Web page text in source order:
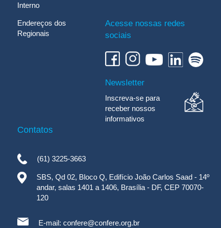
Interno
Endereços dos
Regionais
Acesse nossas redes
sociais
Newsletter
Inscreva-se para
receber nossos
informativos
Contatos
(61) 3225-3663
SBS, Qd 02, Bloco Q, Edifício João Carlos Saad - 14º
andar, salas 1401 a 1406, Brasília - DF, CEP 70070-
120
E-mail: confere@confere.org.br